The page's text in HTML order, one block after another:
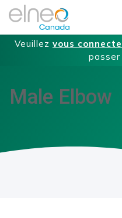
Veuillez vous
passer
Male Elbow